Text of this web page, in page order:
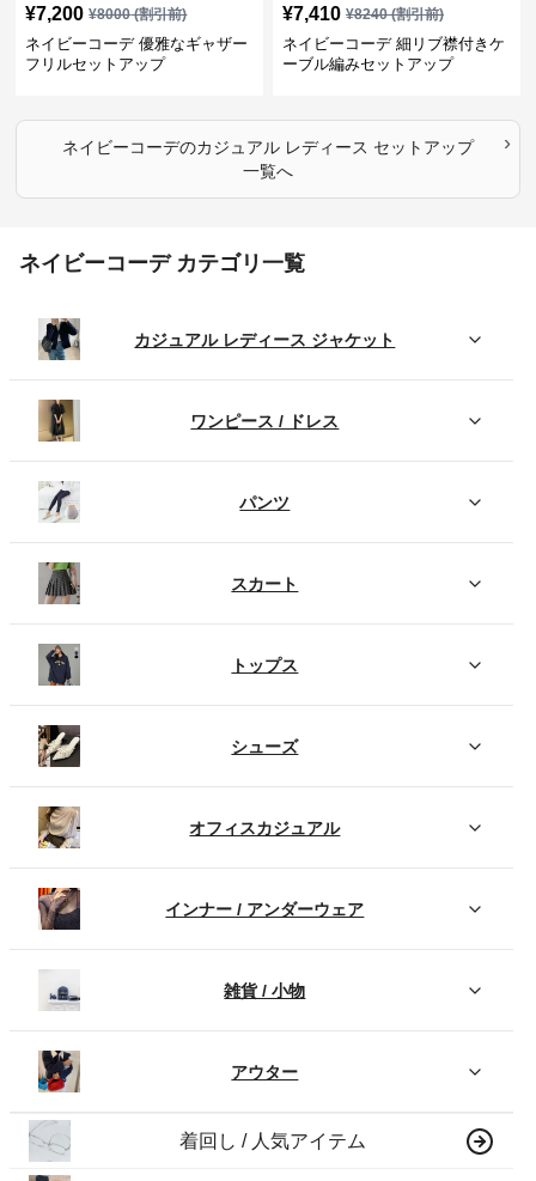
¥7,200 ¥8000(割引前)
ネイビーコーデ 優雅なギャザー
フリルセットアップ
¥7,410 ¥8240(割引前)
ネイビーコーデ 細リブ襟付きケ
ーブル編みセットアップ
ネイビーコーデのカジュアル レディース セットアップ
一覧へ
›
ネイビーコーデ カテゴリ一覧
カジュアル レディース ジャケット
ワンピース / ドレス
パンツ
スカート
トップス
シューズ
オフィスカジュアル
インナー / アンダーウェア
雑貨 / 小物
アウター
着回し / 人気アイテム